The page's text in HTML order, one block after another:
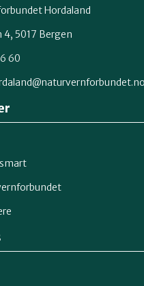
Hordaland
5017 Bergen
60